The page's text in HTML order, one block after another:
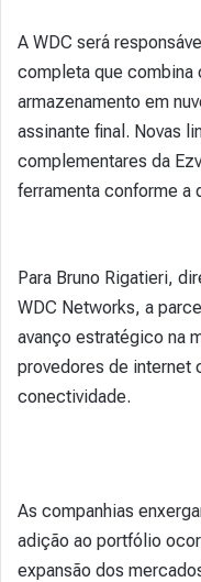
A WDC será
completa que combina
armazenamento em
assinante final. Novas
complementares da
ferramenta conforme a
Para Bruno Rigatieri,
WDC Networks, a
avanço estratégico na
provedores de internet
conectividade.
As companhias
adição ao portfólio
expansão dos